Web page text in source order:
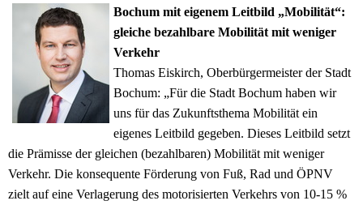
Bochum mit eigenem Leitbild „Mobilität“:
gleiche bezahlbare Mobilität mit weniger
Verkehr
Thomas Eiskirch, Oberbürgermeister der Stadt
Bochum: „Für die Stadt Bochum haben wir
uns für das Zukunftsthema Mobilität ein
eigenes Leitbild gegeben. Dieses Leitbild setzt
die Prämisse der gleichen (bezahlbaren) Mobilität mit weniger
Verkehr. Die konsequente Förderung von Fuß, Rad und ÖPNV
zielt auf eine Verlagerung des motorisierten Verkehrs von 10-15 %